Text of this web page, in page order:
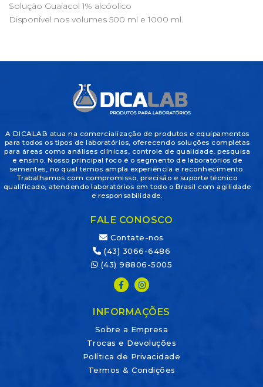
Solução Guaiacol 1% alcóolico
Disponível nos volumes 500 ml e 1000 ml.
A DICALAB atua na comercialização de produtos e equipamentos
para todos os tipos de laboratórios, oferecendo soluções completas
para áreas como análises clínicas, controle de qualidade, pesquisa
e ensino. Nosso principal foco é o segmento de laboratórios de
sementes, no qual temos ampla experiência e reconhecimento.
Trabalhamos com compromisso, precisão e suporte técnico
qualificado, atendendo laboratórios em todo o Brasil com agilidade
e responsabilidade.
FALE CONOSCO
Contate-nos
(43) 3066-6486
(43) 98806-5005
INFORMAÇÕES
Sobre a Empresa
Trocas e Devoluções
Política de Privacidade
Termos & Condições